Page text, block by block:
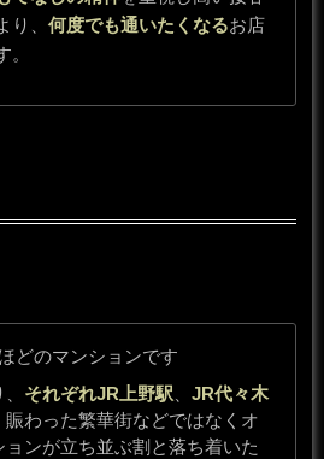
り、 何度でも通いたくなるお店
どのマンションです
それぞれJR上野駅 、JR代々木
わった繁華街などではなくオ
ンが立ち並ぶ割と落ち着いた